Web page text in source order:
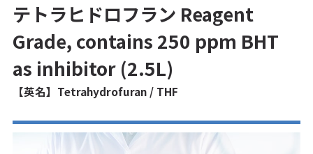
テトラヒドロフラン Reagent
Grade, contains 250 ppm BHT
as inhibitor (2.5L)
【英名】Tetrahydrofuran / THF